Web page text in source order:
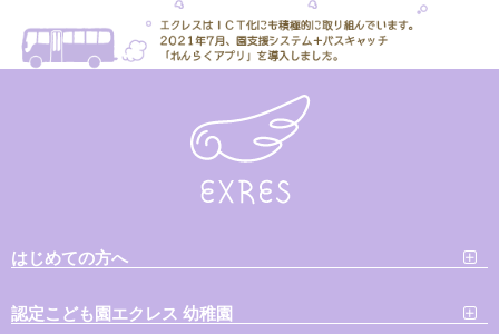
はじめての方へ
認定こども園エクレス 幼稚園